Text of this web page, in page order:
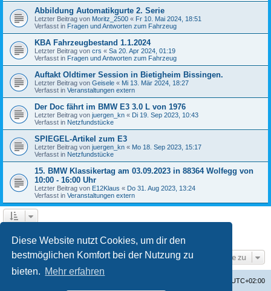
Diese Website nutzt Cookies, um dir den
bestmöglichen Komfort bei der Nutzung zu
bieten. Mehr erfahren
Abbildung Automatikgurte 2. Serie
Letzter Beitrag von Moritz_2500 « Fr 10. Mai 2024, 18:51
Verfasst in Fragen und Antworten zum Fahrzeug
KBA Fahrzeugbestand 1.1.2024
Letzter Beitrag von crs « Sa 20. Apr 2024, 01:19
Verfasst in Fragen und Antworten zum Fahrzeug
Auftakt Oldtimer Session in Bietigheim Bissingen.
Letzter Beitrag von Geisele « Mi 13. Mär 2024, 18:27
Verfasst in Veranstaltungen extern
Der Doc fährt im BMW E3 3.0 L von 1976
Letzter Beitrag von juergen_kn « Di 19. Sep 2023, 10:43
Verfasst in Netzfundstücke
SPIEGEL-Artikel zum E3
Letzter Beitrag von juergen_kn « Mo 18. Sep 2023, 15:17
Verfasst in Netzfundstücke
15. BMW Klassikertag am 03.09.2023 in 88364 Wolfegg von
10:00 - 16:00 Uhr
Letzter Beitrag von E12Klaus « Do 31. Aug 2023, 13:24
Verfasst in Veranstaltungen extern
Gehe zu
UTC+02:00